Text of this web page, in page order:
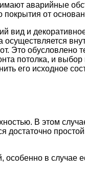
аварийные
покрытия от
вид и
осуществляется
Это обусловлено
потолка, и выбор
его исходное
В этом
достаточно
в случае